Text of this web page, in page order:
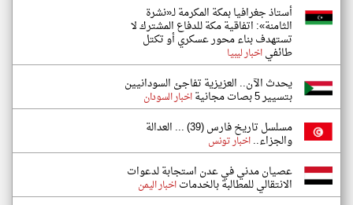
أستاذ جغرافيا بمكة المكرمة لـ«نشرة
الثامنة»: اتفاقية مكة للدفاع المشترك لا
تستهدف بناء محور عسكري أو تكتل
طائفياخبار ليبيا
يحدث الآن.. العزيزية تفاجئ السودانيين
بتسيير 5 بصات مجانية اخبار السودان
مسلسل تاريخ فارس (39) ... العدالة
والجزاء..اخبار تونس
عصيان مدني في عدن استجابة لدعوات
الانتقالي للمطالبة بالخدماتاخبار اليمن